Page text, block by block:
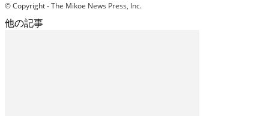
© Copyright - The Mikoe News Press, Inc.
他の記事